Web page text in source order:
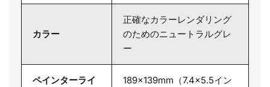
カラー
正確なカラーレンダリング
のためのニュートラルグレ
ー
ペインターライ
189×139mm（7.4×5.5イン